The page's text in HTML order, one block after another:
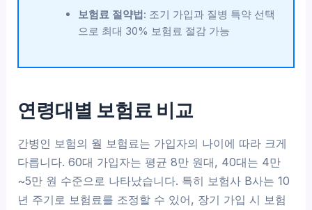
보험료 절약법: 조기 가입과 질병 특약 선택
으로 최대 30% 보험료 절감 가능
연령대별 보험료 비교
간병인 보험의 월 보험료는 가입자의 나이에 따라 크게
다릅니다. 60대 가입자는 평균 8만 원대, 40대는 4만
~5만 원 수준으로 나타났습니다. 특히 보험사 B사는 10
년 주기로 보험료를 조정할 수 있어, 장기 가입 시 보험